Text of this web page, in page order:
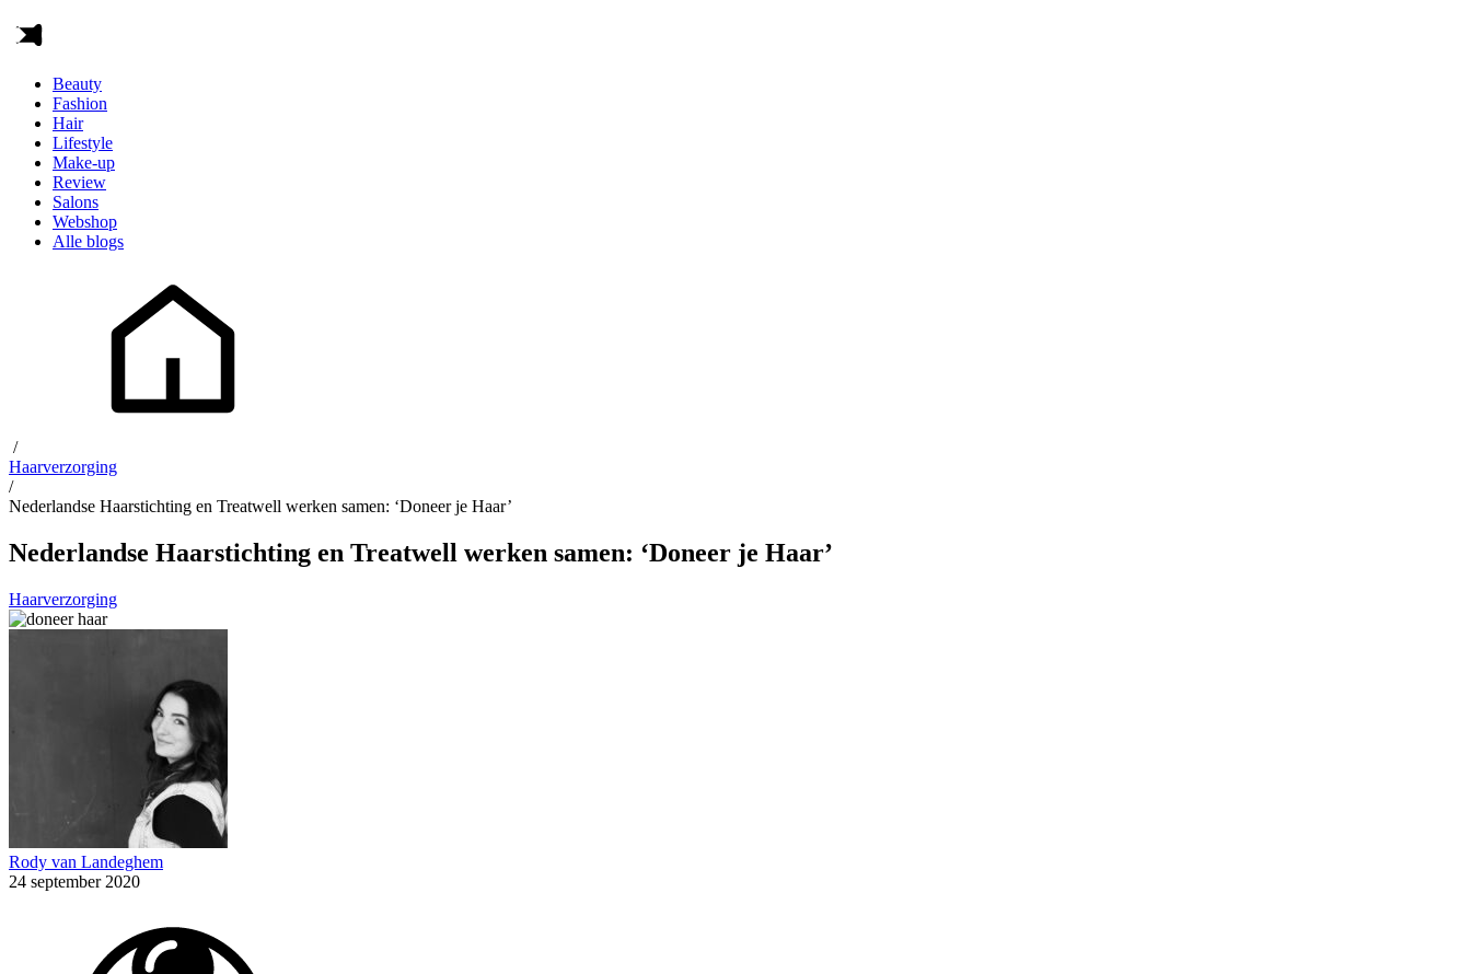
Beauty
Fashion
Hair
Lifestyle
Make-up
Review
Salons
Webshop
Alle blogs
/
Haarverzorging
/
Nederlandse Haarstichting en Treatwell werken samen: ‘Doneer je Haar’
Nederlandse Haarstichting en Treatwell werken samen: ‘Doneer je Haar’
Haarverzorging
Rody van Landeghem
24 september 2020